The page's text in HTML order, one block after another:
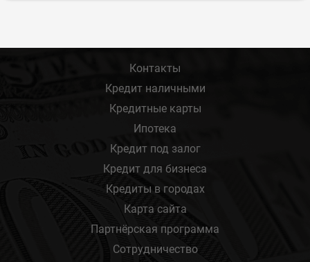
Контакты
Кредит наличными
Кредитные карты
Ипотека
Кредит под залог
Кредит для бизнеса
Кредиты в городах
Карта сайта
Партнёрская программа
Сотрудничество